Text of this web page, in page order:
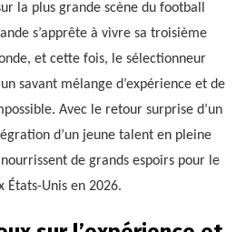
la plus grande scène du football
s’apprête à vivre sa troisième
et cette fois, le sélectionneur
savant mélange d’expérience et de
Avec le retour surprise d’un
d’un jeune talent en pleine
de grands espoirs pour le
Unis en 2026.